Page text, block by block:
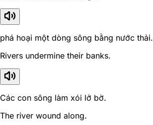
phá hoại một dòng sông bằng nước thải.
Rivers undermine their banks.
Các con sông làm xói lở bờ.
The river wound along.